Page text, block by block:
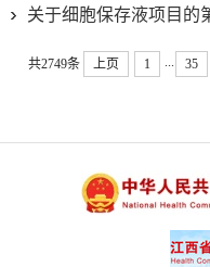
关于细胞保存液项目的
共2749条 上页 1 ... 35